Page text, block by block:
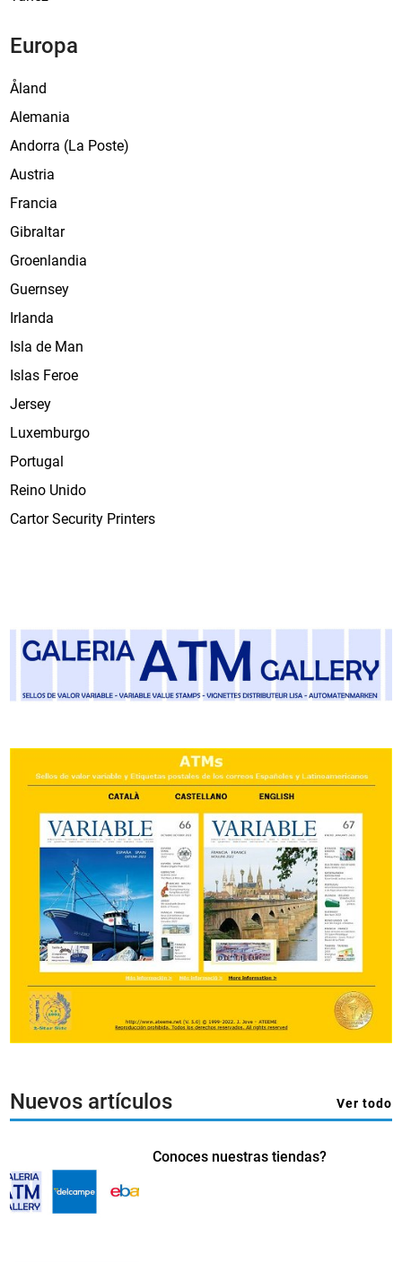
Europa
Åland
Alemania
Andorra (La Poste)
Austria
Francia
Gibraltar
Groenlandia
Guernsey
Irlanda
Isla de Man
Islas Feroe
Jersey
Luxemburgo
Portugal
Reino Unido
Cartor Security Printers
Nuevos artículos Ver todo
Conoces nuestras tiendas?